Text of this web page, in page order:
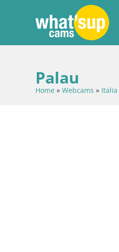
Palau
Home » Webcams » Italia